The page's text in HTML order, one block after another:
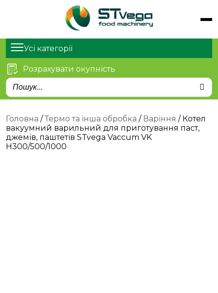
Обладнання
Продукти
Статті
Про нас
Контакти
Усі категорії
Розрахувати окупність
Головна /Термо та інша обробка / Варіння / Котел
вакуумний варильний для приготування паст,
джемів, паштетів STvega Vaccum VK
H300/500/1000